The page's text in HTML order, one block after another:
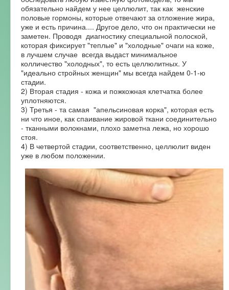
обязательно найдем у нее целлюлит, так как женские
половые гормоны, которые отвечают за отложение жира,
уже и есть причина.... Другое дело, что он практически не
заметен. Проводя диагностику специальной полоской,
которая фиксирует "теплые" и "холодные" очаги на коже,
в лучшем случае всегда выдаст минимальное
колличество "холодных", то есть целлюлитных. У
"идеально стройных женщин" мы всегда найдем 0-1-ю
стадии.
2) Вторая стадия - кожа и пожкожная клетчатка более
уплотняются.
3) Третья - та самая "апельсиновая корка", которая есть
ни что иное, как спаивание жировой ткани соединительно
- тканными волокнами, плохо заметна лежа, но хорошо
стоя.
4) В четвертой стадии, соответственно, целлюлит виден
уже в любом положении.